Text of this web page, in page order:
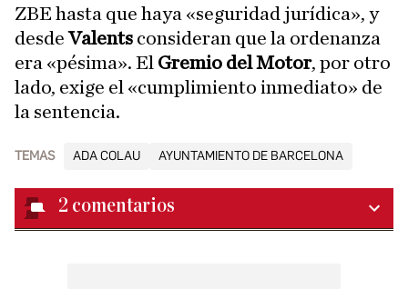
ZBE hasta que haya «seguridad jurídica», y
desdeValents consideran que la ordenanza
era «pésima». El Gremio del Motor, por otro
lado, exige el «cumplimiento inmediato» de
la sentencia.
TEMAS ADA COLAU AYUNTAMIENTO DE BARCELONA
2 comentarios